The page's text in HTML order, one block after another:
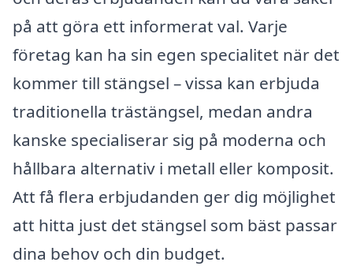
på att göra ett informerat val. Varje
företag kan ha sin egen specialitet när det
kommer till stängsel – vissa kan erbjuda
traditionella trästängsel, medan andra
kanske specialiserar sig på moderna och
hållbara alternativ i metall eller komposit.
Att få flera erbjudanden ger dig möjlighet
att hitta just det stängsel som bäst passar
dina behov och din budget.